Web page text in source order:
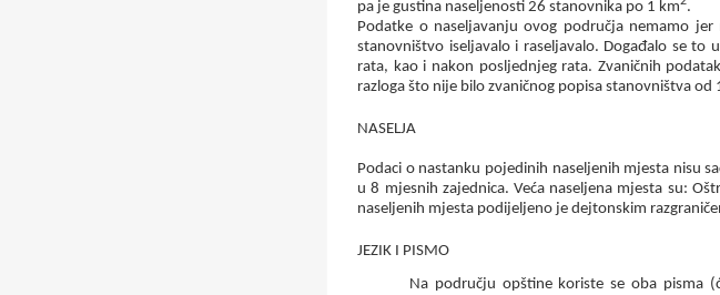
pa je gustina naseljenosti26 stanovnika po 1 km .
Podatke o naseljavanju ovog područja nemamo
stanovništvo iseljavalo i raseljavalo. Događalo se
rata, kao i nakon posljednjeg rata. Zvaničnih
razloga što nije bilo zvaničnog popisa stanovništva od
NASELJA
Podaci o nastanku pojedinih naseljenih mjesta nisu
u8 mjesnih zajednica. Veća naseljena mjesta su:
naseljenih mjesta podijeljeno je dejtonskim
JEZIK I PISMO
Na području opštine koriste se oba pisma